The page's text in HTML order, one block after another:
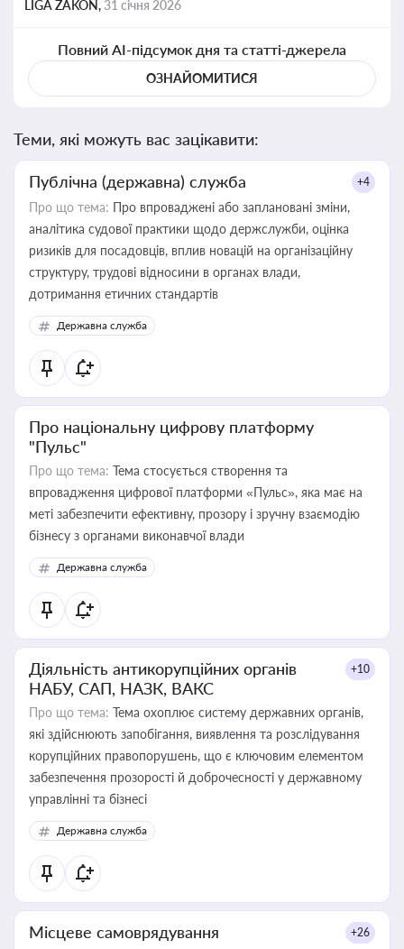
LIGA ZAKON,31 січня 2026
Повний AI-підсумок дня та статті-джерела
ОЗНАЙОМИТИСЯ
Теми, які можуть вас зацікавити:
Публічна (державна) служба +4
Про що тема: Про впроваджені або заплановані зміни,
аналітика судової практики щодо держслужби, оцінка
ризиків для посадовців, вплив новацій на організаційну
структуру, трудові відносини в органах влади,
дотримання етичних стандартів
Державна служба
Про національну цифрову платформу
"Пульс"
Про що тема: Тема стосується створення та
впровадження цифрової платформи «Пульс», яка має на
меті забезпечити ефективну, прозору і зручну взаємодію
бізнесу з органами виконавчої влади
Державна служба
Діяльність антикорупційних органів
НАБУ, САП, НАЗК, ВАКС
+10
Про що тема: Тема охоплює систему державних органів,
які здійснюють запобігання, виявлення та розслідування
корупційних правопорушень, що є ключовим елементом
забезпечення прозорості й доброчесності у державному
управлінні та бізнесі
Державна служба
Місцеве самоврядування +26